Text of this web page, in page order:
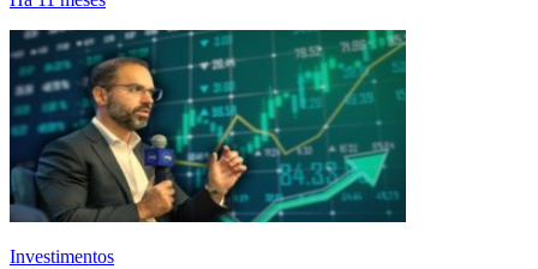
Investimentos